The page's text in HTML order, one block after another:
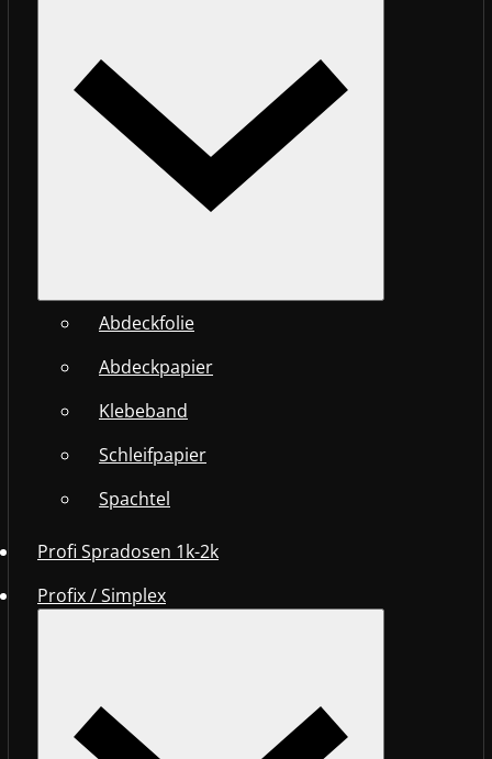
Abdeckfolie
Abdeckpapier
Klebeband
Schleifpapier
Spachtel
Profi Spradosen 1k-2k
Profix / Simplex